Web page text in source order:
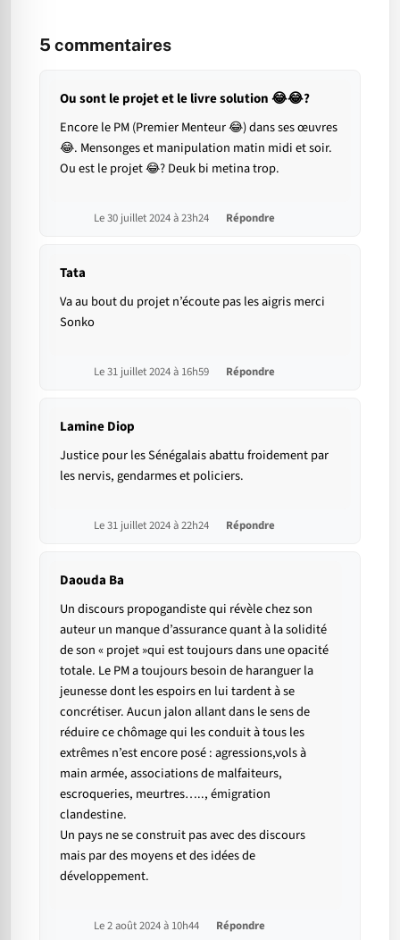
5 commentaires
Ou sont le projet et le livre solution 😂😂?
Encore le PM (Premier Menteur 😂) dans ses œuvres
😂. Mensonges et manipulation matin midi et soir.
Ou est le projet 😂? Deuk bi metina trop.
Le 30 juillet 2024 à 23h24 Répondre
Tata
Va au bout du projet n’écoute pas les aigris merci
Sonko
Le 31 juillet 2024 à 16h59 Répondre
Lamine Diop
Justice pour les Sénégalais abattu froidement par
les nervis, gendarmes et policiers.
Le 31 juillet 2024 à 22h24 Répondre
Daouda Ba
Un discours propogandiste qui révèle chez son
auteur un manque d’assurance quant à la solidité
de son « projet »qui est toujours dans une opacité
totale. Le PM a toujours besoin de haranguer la
jeunesse dont les espoirs en lui tardent à se
concrétiser. Aucun jalon allant dans le sens de
réduire ce chômage qui les conduit à tous les
extrêmes n’est encore posé : agressions,vols à
main armée, associations de malfaiteurs,
escroqueries, meurtres….., émigration
clandestine.
Un pays ne se construit pas avec des discours
mais par des moyens et des idées de
développement.
Le 2 août 2024 à 10h44 Répondre